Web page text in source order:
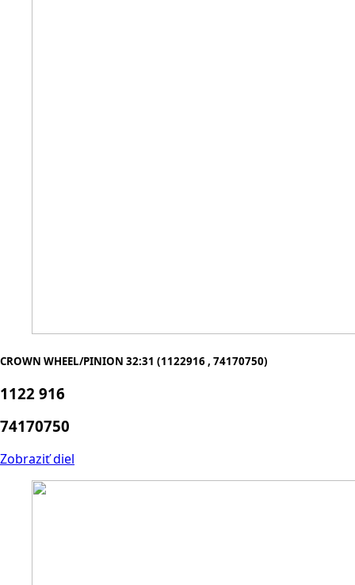
CROWN WHEEL/PINION 32:31 (1122916 , 74170750)
1122 916
74170750
Zobraziť diel